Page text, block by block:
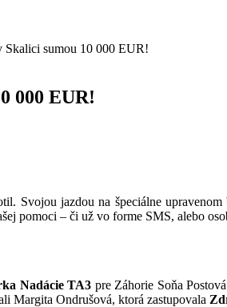
Skalici sumou 10 000 EUR!
000 EUR!
Svojou jazdou na špeciálne
pomoci – či už vo forme SMS, alebo
Nadácie TA3 pre Záhorie Soňa
Margita Ondrušová, ktorá zastupovala